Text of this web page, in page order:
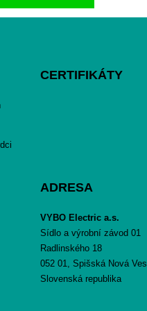
Kč.6188.00 Kč.
CERTIFIKÁTY
ADRESA
VYBO Electric a.s.
Sídlo a výrobní závod 01
Radlinského 18
052 01, Spišská Nová Ves
Slovenská republika